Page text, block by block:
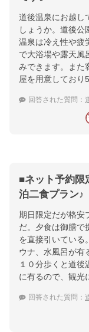
20分
道後温泉にお越し
しょうか。道後公
温泉は冷え性や疲
で大浴場や露天風
みできます。また
屋を用意しており
回答された質問：
■ネット予約限
泊二食プラン♪
期日限定だが格安
だ。夕食は御膳で
を直接引いている
ウナ、水風呂が有
１０分歩くと道後
に有るので、観光
回答された質問：